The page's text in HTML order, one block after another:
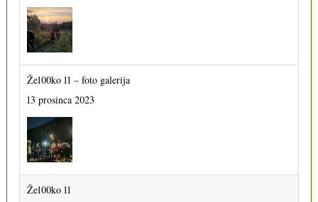
Že100ko 11 – foto galerija
13 prosinca 2023
Že100ko 11